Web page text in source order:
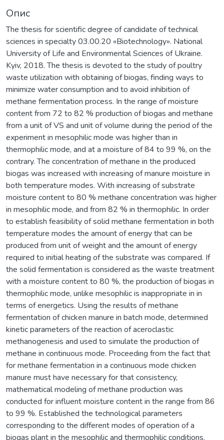
Опис
The thesis for scientific degree of candidate of technical
sciences in specialty 03.00.20 «Biotechnology». National
University of Life and Environmental Sciences of Ukraine.
Kyiv, 2018. The thesis is devoted to the study of poultry
waste utilization with obtaining of biogas, finding ways to
minimize water consumption and to avoid inhibition of
methane fermentation process. In the range of moisture
content from 72 to 82 % production of biogas and methane
from a unit of VS and unit of volume during the period of the
experiment in mesophilic mode was higher than in
thermophilic mode, and at a moisture of 84 to 99 %, on the
contrary. The concentration of methane in the produced
biogas was increased with increasing of manure moisture in
both temperature modes. With increasing of substrate
moisture content to 80 % methane concentration was higher
in mesophilic mode, and from 82 % in thermophilic. In order
to establish feasibility of solid methane fermentation in both
temperature modes the amount of energy that can be
produced from unit of weight and the amount of energy
required to initial heating of the substrate was compared. If
the solid fermentation is considered as the waste treatment
with a moisture content to 80 %, the production of biogas in
thermophilic mode, unlike mesophilic is inappropriate in in
terms of energetics. Using the results of methane
fermentation of chicken manure in batch mode, determined
kinetic parameters of the reaction of aceroclastic
methanogenesis and used to simulate the production of
methane in continuous mode. Proceeding from the fact that
for methane fermentation in a continuous mode chicken
manure must have necessary for that consistency,
mathematical modeling of methane production was
conducted for influent moisture content in the range from 86
to 99 %. Established the technological parameters
corresponding to the different modes of operation of a
biogas plant in the mesophilic and thermophilic conditions.